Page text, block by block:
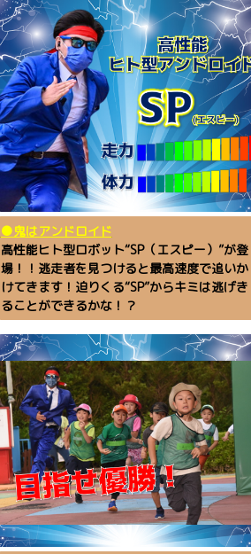
●鬼はアンドロイド
高性能ヒト型ロボット“SP（エスピー）”が登
場！！逃走者を見つけると最高速度で追いか
けてきます！迫りくる“SP”からキミは逃げき
ることができるかな！？